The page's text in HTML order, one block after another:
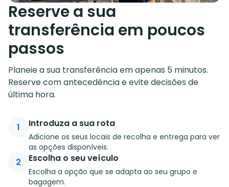
Reserve a sua
transferência em poucos
passos
Planeie a sua transferência em apenas 5 minutos.
Reserve com antecedência e evite decisões de
última hora.
1 Introduza a sua rota
Adicione os seus locais de recolha e entrega para ver
as opções disponíveis.
2 Escolha o seu veículo
Escolha a opção que se adapta ao seu grupo e
bagagem.